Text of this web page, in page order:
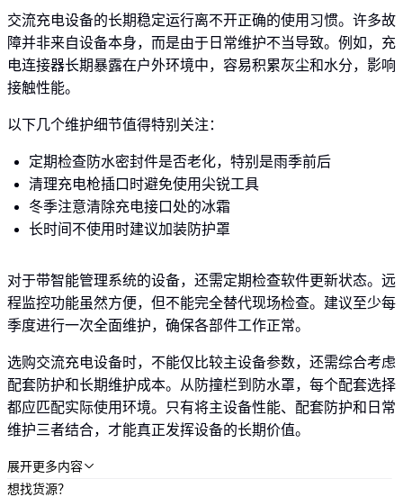
交流充电设备的长期稳定运行离不开正确的使用习惯。许多故
障并非来自设备本身，而是由于日常维护不当导致。例如，充
电连接器长期暴露在户外环境中，容易积累灰尘和水分，影响
接触性能。
以下几个维护细节值得特别关注：
定期检查防水密封件是否老化，特别是雨季前后
清理充电枪插口时避免使用尖锐工具
冬季注意清除充电接口处的冰霜
长时间不使用时建议加装防护罩
对于带智能管理系统的设备，还需定期检查软件更新状态。远
程监控功能虽然方便，但不能完全替代现场检查。建议至少每
季度进行一次全面维护，确保各部件工作正常。
选购交流充电设备时，不能仅比较主设备参数，还需综合考虑
配套防护和长期维护成本。从防撞栏到防水罩，每个配套选择
都应匹配实际使用环境。只有将主设备性能、配套防护和日常
维护三者结合，才能真正发挥设备的长期价值。
展开更多内容
想找货源？